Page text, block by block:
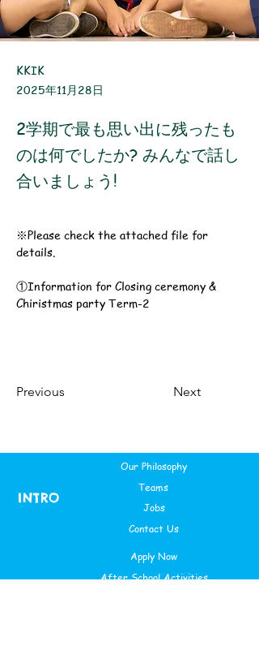
KKIK
2025年11月28日
2学期で最も思い出に残ったも
のは何でしたか? みんなで話し
合いましょう!
Previous Next
※Please check the attached file for
details.
①Information for Closing ceremony &
Chiristmas party Term-2
Our Philosophy
INTRO
Teams
Jobs
Contact Us
Apply Now
After School Activities